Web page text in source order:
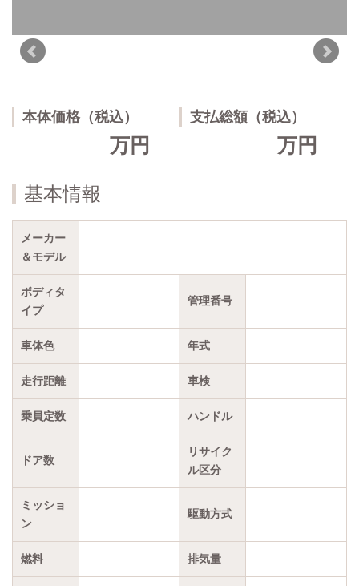
本体価格（税込）
万円
支払総額（税込）
万円
基本情報
メーカー
＆モデル
ボディタ
イプ
管理番号
車体色 年式
走行距離 車検
乗員定数 ハンドル
ドア数
リサイク
ル区分
ミッショ
ン
駆動方式
燃料 排気量